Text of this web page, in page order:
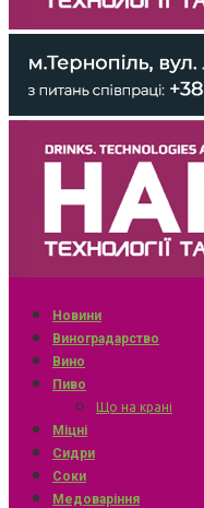
Новини
Виноградарство
Вино
Пиво
Що на крані
Міцні
Сидри
Соки
Медоваріння